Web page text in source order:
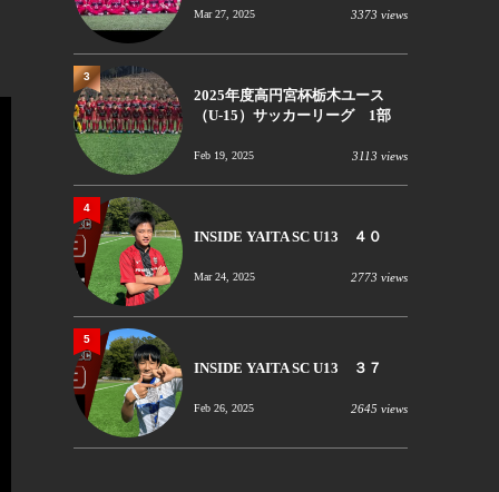
Mar 27, 2025 3373 views
2025年度高円宮杯栃木ユース
（U-15）サッカーリーグ 1部
Feb 19, 2025 3113 views
3
INSIDE YAITA SC U13 ４０
Mar 24, 2025 2773 views
4
INSIDE YAITA SC U13 ３７
Feb 26, 2025 2645 views
5